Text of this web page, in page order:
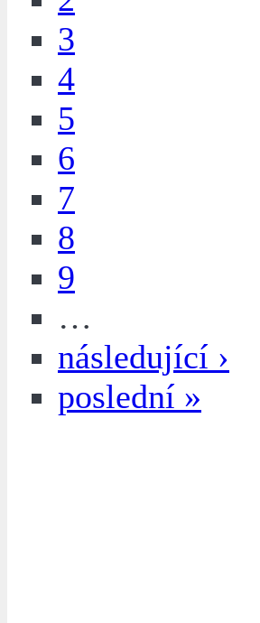
3
4
5
6
7
8
9
…
následující ›
poslední »